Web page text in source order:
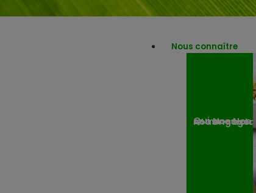
Nous connaître
Qui sommes-nous ? Nos Nos